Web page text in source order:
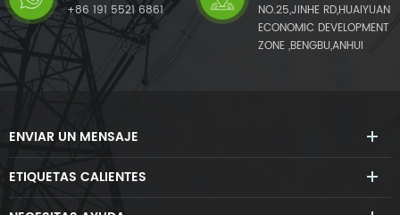
+86 191 5521 6861
NO.25,JINHE RD,HUAIYUAN
ECONOMIC DEVELOPMENT
ZONE ,BENGBU,ANHUI
ENVIAR UN MENSAJE
ETIQUETAS CALIENTES